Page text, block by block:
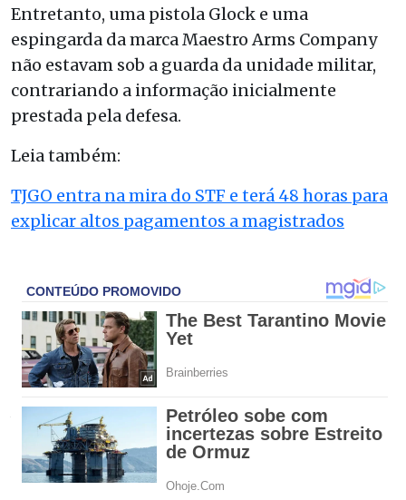
Entretanto, uma pistola Glock e uma
espingarda da marca Maestro Arms Company
não estavam sob a guarda da unidade militar,
contrariando a informação inicialmente
prestada pela defesa.
Leia também:
TJGO entra na mira do STF e terá 48 horas para
explicar altos pagamentos a magistrados
Após o posicionamento do Exército, os
advogados de Bolsonaro apresentaram novos
esclarecimentos ao STF. Segundo a defesa, a
espingarda permanece em uma empresa